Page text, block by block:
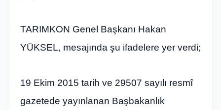
TARIMKON Genel Başkanı Hakan
YÜKSEL, mesajında şu ifadelere yer verdi;
19 Ekim 2015 tarih ve 29507 sayılı resmî
gazetede yayınlanan Başbakanlık